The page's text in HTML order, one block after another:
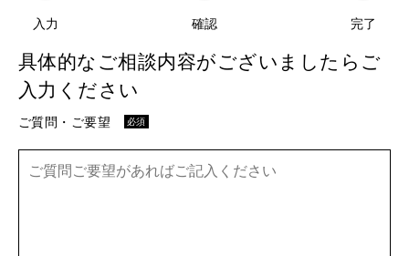
入力 確認 完了
具体的なご相談内容がございましたらご
入力ください
ご質問・ご要望 必須